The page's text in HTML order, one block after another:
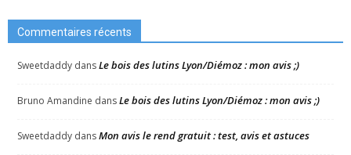
Commentaires récents
Sweetdaddy dansLe bois des lutins Lyon/Diémoz : mon avis ;)
Bruno Amandine dansLe bois des lutins Lyon/Diémoz : mon avis ;)
Sweetdaddy dansMon avis le rend gratuit : test, avis et astuces